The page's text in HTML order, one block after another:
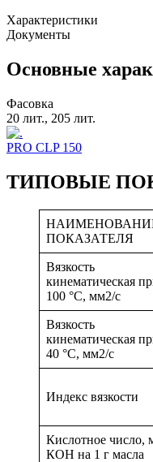
Характеристики
Документы
Основные
Фасовка
20 лит., 205 лит.
PRO CLP 150
ТИПОВЫЕ
ПОКАЗАТЕЛЯ
Вязкость
кинематическая
100 °С, мм2/с
Вязкость
кинематическая
40 °С, мм2/с
Индекс вязкости
Кислотное число,
КОН на 1 г масла